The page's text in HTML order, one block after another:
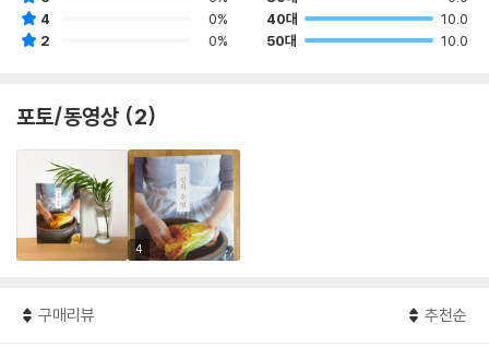
4
0%
2
0%
40대
10.0
50대
10.0
포토/동영상 (2)
4
구매리뷰 추천순